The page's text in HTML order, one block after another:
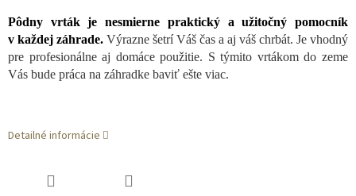
Pôdny vrták je nesmierne praktický a užitočný pomocník
v každej záhrade. Výrazne šetrí Váš čas a aj váš chrbát. Je vhodný
pre profesionálne aj domáce použitie. S týmito vrtákom do zeme
Vás bude práca na záhradke baviť ešte viac.
Detailné informácie